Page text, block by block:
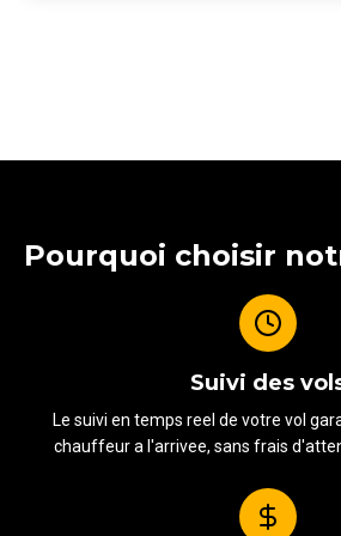
Pourquoi choisir
Suivi des
Le suivi en temps reel de votre vol
chauffeur a l'arrivee, sans frais